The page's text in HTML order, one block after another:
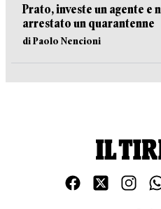
Prato, investe un agente e
arrestato un quarantenne
di Paolo Nencioni